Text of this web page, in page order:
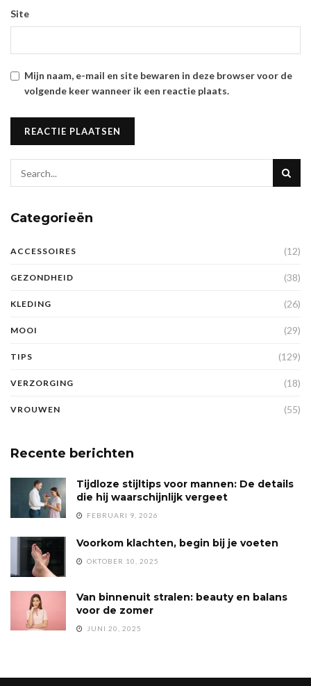
Site
Mijn naam, e-mail en site bewaren in deze browser voor de
volgende keer wanneer ik een reactie plaats.
Categorieën
ACCESSOIRES (12)
GEZONDHEID (38)
KLEDING (26)
MOOI (29)
TIPS (129)
VERZORGING (18)
VROUWEN (55)
Recente berichten
Tijdloze stijltips voor mannen: De details
die hij waarschijnlijk vergeet
FEBRUARI 9, 2026
Voorkom klachten, begin bij je voeten
OKTOBER 10, 2025
Van binnenuit stralen: beauty en balans
voor de zomer
JUNI 20, 2025